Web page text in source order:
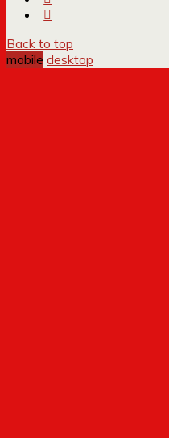
Back to top
mobile desktop